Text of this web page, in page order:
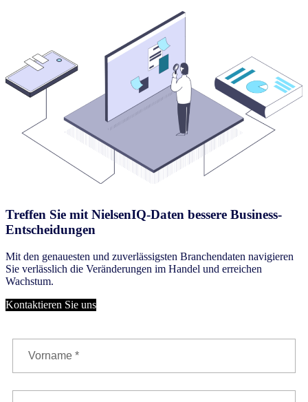
Treffen Sie mit NielsenIQ-Daten bessere Business-
Entscheidungen
Mit den genauesten und zuverlässigsten Branchendaten navigieren
Sie verlässlich die Veränderungen im Handel und erreichen
Wachstum.
Kontaktieren Sie uns